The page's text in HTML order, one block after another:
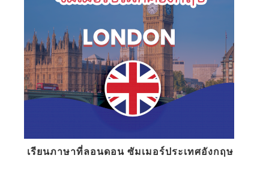
เรียนภาษาที่ลอนดอน ซัมเมอร์ประเทศอังกฤษ